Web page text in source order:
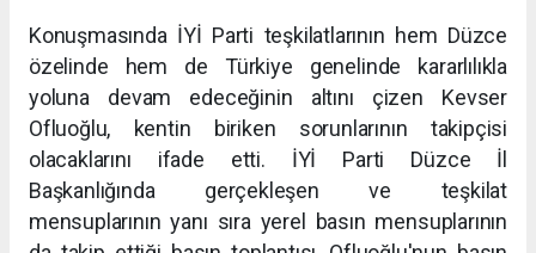
Konuşmasında İYİ Parti teşkilatlarının hem Düzce
özelinde hem de Türkiye genelinde kararlılıkla
yoluna devam edeceğinin altını çizen Kevser
Ofluoğlu, kentin biriken sorunlarının takipçisi
olacaklarını ifade etti. İYİ Parti Düzce İl
Başkanlığında gerçekleşen ve teşkilat
mensuplarının yanı sıra yerel basın mensuplarının